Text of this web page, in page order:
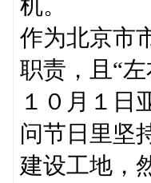
机。
作为北京市
职责，且“
１０月１日
问节日里坚
建设工地，